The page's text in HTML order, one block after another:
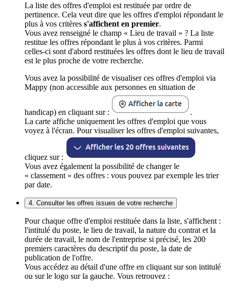
La liste des offres d'emploi est restituée par ordre de
pertinence. Cela veut dire que les offres d'emploi répondant le
plus à vos critères s'affichent en premier.
Vous avez renseigné le champ « Lieu de travail » ? La liste
restitue les offres répondant le plus à vos critères. Parmi
celles-ci sont d'abord restituées les offres dont le lieu de travail
est le plus proche de votre recherche.
Vous avez la possibilité de visualiser ces offres d'emploi via
Mappy (non accessible aux personnes en situation de
handicap) en cliquant sur :
.
La carte affiche uniquement les offres d'emploi que vous
voyez à l'écran. Pour visualiser les offres d'emploi suivantes,
cliquez sur :
Vous avez également la possibilité de changer le
« classement » des offres : vous pouvez par exemple les trier
par date.
4. Consulter les offres issues de votre recherche
Pour chaque offre d'emploi restituée dans la liste, s'affichent :
l'intitulé du poste, le lieu de travail, la nature du contrat et la
durée de travail, le nom de l'entreprise si précisé, les 200
premiers caractères du descriptif du poste, la date de
publication de l'offre.
Vous accédez au détail d'une offre en cliquant sur son intitulé
ou sur le logo sur la gauche. Vous retrouvez :